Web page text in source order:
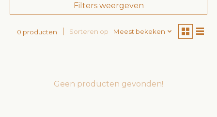
Filters weergeven
0 producten Sorteren op Meest bekeken
Geen producten gevonden!